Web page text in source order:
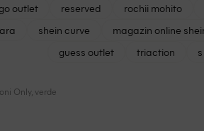
outlet reserved rochii mohito
shein curve magazin online
guess outlet
triaction
Only, verde